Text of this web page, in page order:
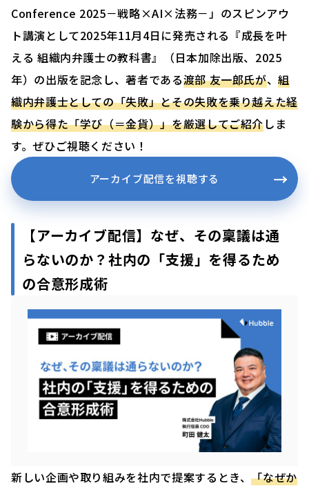
Conference 2025－戦略×AI×法務－」のスピンアウ
ト講演として2025年11月4日に発売される『成長を叶
える 組織内弁護士の教科書』（日本加除出版、2025
年）の出版を記念し、著者である渡部 友一郎氏が、組
織内弁護士としての「失敗」とその失敗を乗り越えた経
験から得た「学び（＝金貨）」を厳選してご紹介しま
す。ぜひご視聴ください！
アーカイブ配信を視聴する
【アーカイブ配信】なぜ、その稟議は通
らないのか？社内の「支援」を得るため
の合意形成術
新しい企画や取り組みを社内で提案するとき、「なぜか